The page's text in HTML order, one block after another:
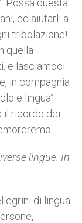
Possa questa
ed aiutarli a
tribolazione!
quella
e lasciamoci
in compagnia
e lingua”
il ricordo dei
lingue. In
di lingua